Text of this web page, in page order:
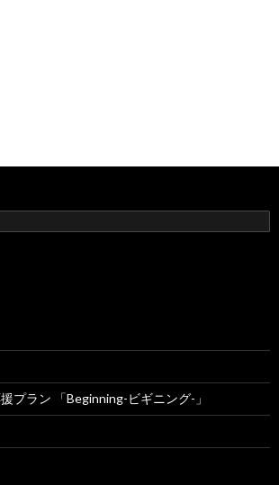
カー等へのリンク
プラン 「Beginning-ビギニング-」